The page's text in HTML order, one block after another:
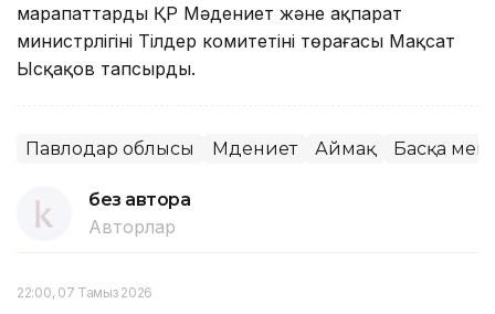
марапаттарды ҚР Мәдениет және ақпарат
министрлігінің Тілдер комитетінің төрағасы Мақсат
Ысқақов тапсырды.
Павлодар облысы Мәдениет Аймақ Басқа
без автора
Авторлар
22:00, 07 Тамыз 2026